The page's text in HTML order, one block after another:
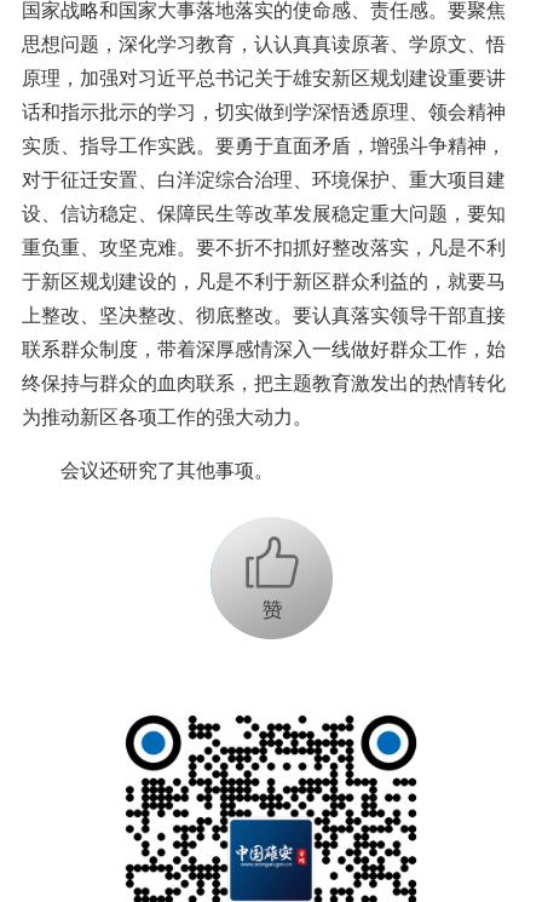
国家战略和国家大事落地落实的使命感、责任感。要聚焦
思想问题，深化学习教育，认认真真读原著、学原文、悟
原理，加强对习近平总书记关于雄安新区规划建设重要讲
话和指示批示的学习，切实做到学深悟透原理、领会精神
实质、指导工作实践。要勇于直面矛盾，增强斗争精神，
对于征迁安置、白洋淀综合治理、环境保护、重大项目建
设、信访稳定、保障民生等改革发展稳定重大问题，要知
重负重、攻坚克难。要不折不扣抓好整改落实，凡是不利
于新区规划建设的，凡是不利于新区群众利益的，就要马
上整改、坚决整改、彻底整改。要认真落实领导干部直接
联系群众制度，带着深厚感情深入一线做好群众工作，始
终保持与群众的血肉联系，把主题教育激发出的热情转化
为推动新区各项工作的强大动力。
会议还研究了其他事项。
+1